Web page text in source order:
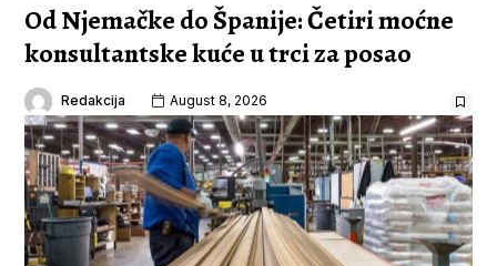
Od Njemačke do Španije: Četiri moćne
konsultantske kuće u trci za posao
Redakcija August 8, 2026